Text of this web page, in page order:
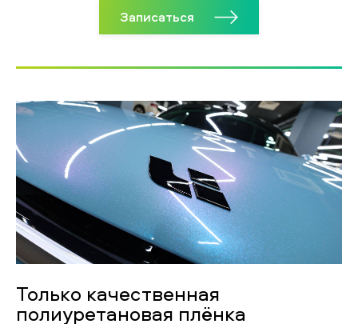
Записаться
Только качественная
полиуретановая плёнка